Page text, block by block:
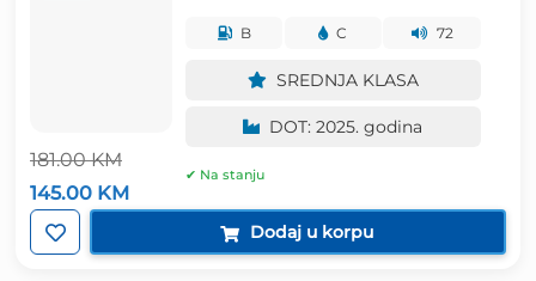
181.00KM
Izvorna
cijena
bila
je:
145.00 KM
Trenutna
cijena
145.00 KM.
B C 72
SREDNJA KLASA
DOT: 2025. godina
✔ Na stanju
Dodaj u korpu